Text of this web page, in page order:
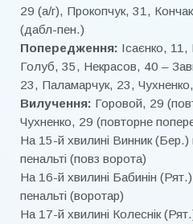
29 (а/г), Прокопчук, 31,
(дабл-пен.)
Попередження: Ісаєнко,
Голуб, 35, Некрасов, 40 –
23, Паламарчук, 23,
Вилучення: Горовой, 29
Чухненко, 29 (повторне
На 15-й хвилині Винник (Бер.)
пенальті (повз ворота)
На 16-й хвилині Бабинін
пенальті (воротар)
На 17-й хвилині Колеснік